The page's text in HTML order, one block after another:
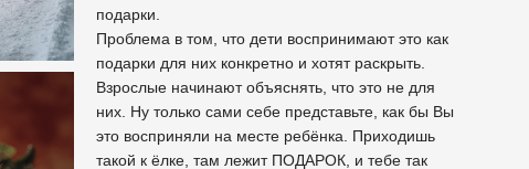
подарки.
Проблема в том, что дети воспринимают это как
подарки для них конкретно и хотят раскрыть.
Взрослые начинают объяснять, что это не для
них. Ну только сами себе представьте, как бы Вы
это восприняли на месте ребёнка. Приходишь
такой к ёлке, там лежит ПОДАРОК, и тебе так